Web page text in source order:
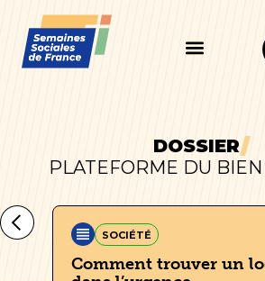
DOSSIER
PLATEFORME DU
SOCIÉTÉ
Comment trouver un